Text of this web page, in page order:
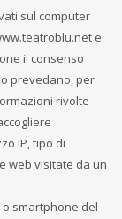
sul computer
e
il consenso
prevedano, per
rivolte
IP, tipo di
web visitate da un
smartphone del